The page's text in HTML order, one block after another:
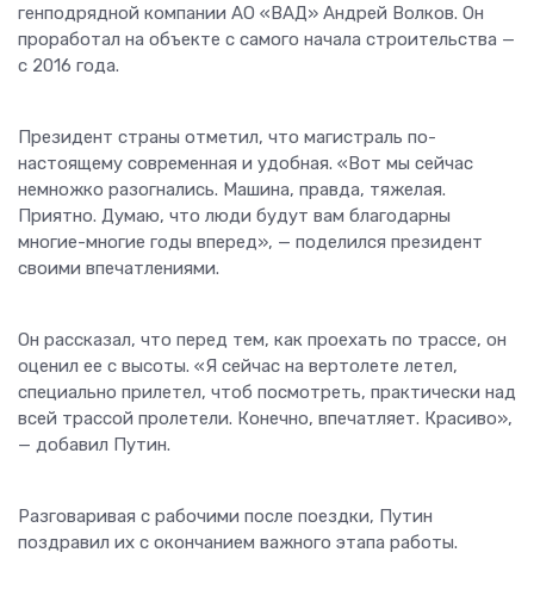
генподрядной компании АО «ВАД» Андрей Волков. Он
проработал на объекте с самого начала строительства —
с 2016 года.
Президент страны отметил, что магистраль по-
настоящему современная и удобная. «Вот мы сейчас
немножко разогнались. Машина, правда, тяжелая.
Приятно. Думаю, что люди будут вам благодарны
многие-многие годы вперед», — поделился президент
своими впечатлениями.
Он рассказал, что перед тем, как проехать по трассе, он
оценил ее с высоты. «Я сейчас на вертолете летел,
специально прилетел, чтоб посмотреть, практически над
всей трассой пролетели. Конечно, впечатляет. Красиво»,
— добавил Путин.
Разговаривая с рабочими после поездки, Путин
поздравил их с окончанием важного этапа работы.